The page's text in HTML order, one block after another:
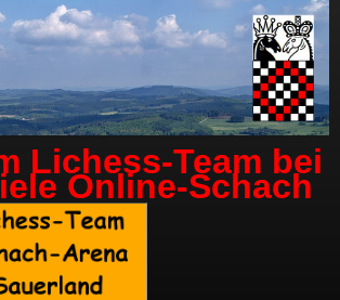
Lichess-Team bei
Online-Schach